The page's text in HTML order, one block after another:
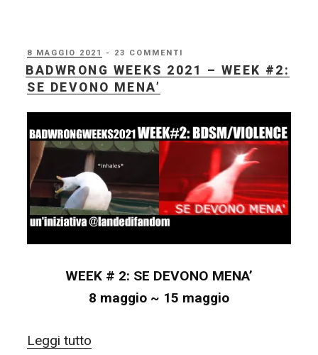
–
WEEK
#3:
ALMENO”
PUBBLICATO
IL
8 MAGGIO 2021 - 23 COMMENTI
BADWRONG WEEKS 2021 – WEEK #2:
SE DEVONO MENA’
WEEK # 2: SE DEVONO MENA’
8 maggio ~ 15 maggio
Leggi tutto